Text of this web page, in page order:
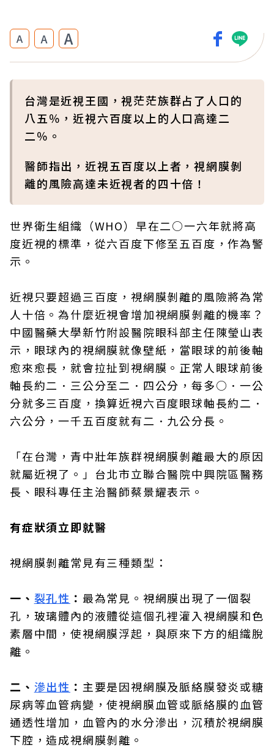
A A A
台灣是近視王國，視茫茫族群占了人口的
八五％，近視六百度以上的人口高達二
二％。
醫師指出，近視五百度以上者，視網膜剝
離的風險高達未近視者的四十倍！
世界衛生組織（WHO）早在二○一六年就將高
度近視的標準，從六百度下修至五百度，作為警
示。
近視只要超過三百度，視網膜剝離的風險將為常
人十倍。為什麼近視會增加視網膜剝離的機率？
中國醫藥大學新竹附設醫院眼科部主任陳瑩山表
示，眼球內的視網膜就像壁紙，當眼球的前後軸
愈來愈長，就會拉扯到視網膜。正常人眼球前後
軸長約二．三公分至二．四公分，每多○．一公
分就多三百度，換算近視六百度眼球軸長約二．
六公分，一千五百度就有二．九公分長。
「在台灣，青中壯年族群視網膜剝離最大的原因
就屬近視了。」台北市立聯合醫院中興院區醫務
長、眼科專任主治醫師蔡景耀表示。
有症狀須立即就醫
視網膜剝離常見有三種類型：
一、 裂孔性 ： 最為常見。視網膜出現了一個裂
孔，玻璃體內的液體從這個孔裡灌入視網膜和色
素層中間，使視網膜浮起，與原來下方的組織脫
離。
二、 滲出性 ： 主要是因視網膜及脈絡膜發炎或糖
尿病等血管病變，使視網膜血管或脈絡膜的血管
通透性增加，血管內的水分滲出，沉積於視網膜
下腔，造成視網膜剝離。